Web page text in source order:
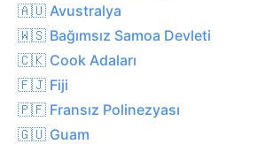
🇦🇺 Avustralya
🇼🇸 Bağımsız Samoa Devleti
🇨🇰 Cook Adaları
🇫🇯 Fiji
🇵🇫 Fransız Polinezyası
🇬🇺 Guam